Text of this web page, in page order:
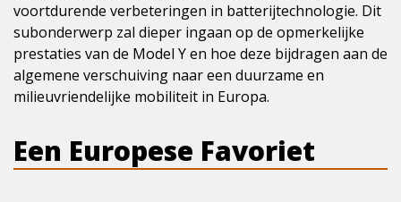
voortdurende verbeteringen in batterijtechnologie. Dit
subonderwerp zal dieper ingaan op de opmerkelijke
prestaties van de Model Y en hoe deze bijdragen aan de
algemene verschuiving naar een duurzame en
milieuvriendelijke mobiliteit in Europa.
Een Europese Favoriet